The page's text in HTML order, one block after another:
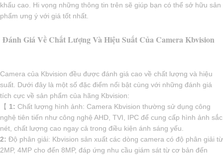
khấu cao. Hi vọng những thông tin trên sẽ giúp bạn có thể sở hữu sản
phẩm ưng ý với giá tốt nhất.
Đánh Giá Về Chất Lượng Và Hiệu Suất Của Camera Kbvision
Camera của Kbvision đều được đánh giá cao về chất lượng và hiệu
suất. Dưới đây là một số đặc điểm nổi bật cùng với những đánh giá
tích cực về sản phẩm của hãng Kbvision:
【 1: Chất lượng hình ảnh: Camera Kbvision thường sử dụng công
nghệ tiên tiến như công nghệ AHD, TVI, IPC để cung cấp hình ảnh sắc
nét, chất lượng cao ngay cả trong điều kiện ánh sáng yếu.
2: Độ phân giải: Kbvision sản xuất các dòng camera có độ phân giải từ
2MP, 4MP cho đến 8MP, đáp ứng nhu cầu giám sát từ cơ bản đến